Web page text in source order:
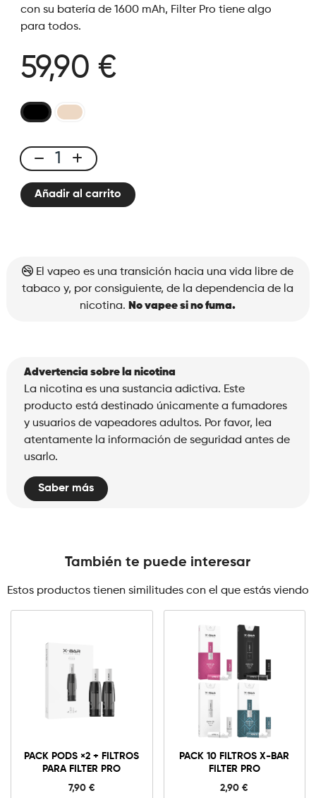
con su batería de 1600 mAh, Filter Pro tiene algo
para todos.
59,90 €
X-
Bar
FilterAñadir al carrito
El vapeo es una transición hacia una vida libre de
tabaco y, por consiguiente, de la dependencia de la
nicotina. No vapee si no fuma.
Advertencia sobre la nicotina
La nicotina es una sustancia adictiva. Este
producto está destinado únicamente a fumadores
y usuarios de vapeadores adultos. Por favor, lea
atentamente la información de seguridad antes de
usarlo.
Saber más
También te puede interesar
Estos productos tienen similitudes con el que estás viendo
PACK PODS ×2 + FILTROS
PARA FILTER PRO
7,90 €
Pack
Filtros
para
Filter
Pro
cantidad
PACK 10 FILTROS X-BAR
FILTER PRO
2,90€